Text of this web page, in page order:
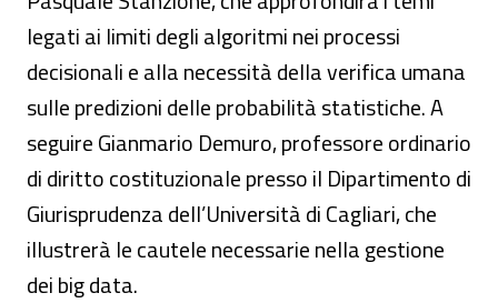
legati ai limiti degli algoritmi nei processi
decisionali e alla necessità della verifica umana
sulle predizioni delle probabilità statistiche. A
seguire Gianmario Demuro, professore ordinario
di diritto costituzionale presso il Dipartimento di
Giurisprudenza dell’Università di Cagliari, che
illustrerà le cautele necessarie nella gestione
dei big data.